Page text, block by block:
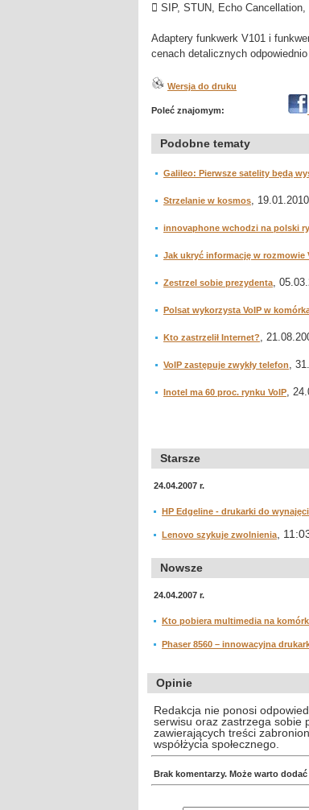
 SIP, STUN, Echo
Adaptery funkwerk V101 i
cenach detalicznych
Wersja do druku
Poleć znajomym:
Podobne tematy
Galileo: Pierwsze satelity będą
Strzelanie w kosmos,
innovaphone wchodzi na polski
Jak ukryć informację w rozmowie
Zestrzel sobie prezydenta,
Polsat wykorzysta VoIP w
Kto zastrzelił Internet?,
VoIP zastępuje zwykły telefon,
Inotel ma 60 proc. rynku VoIP,
Starsze
24.04.2007 r.
HP Edgeline - drukarki do
Lenovo szykuje zwolnienia ,
Nowsze
24.04.2007 r.
Kto pobiera multimedia na
Phaser 8560 – innowacyjna
Opinie
Redakcja nie ponosi
serwisu oraz zastrzega sobie
zawierających treści
współżycia społecznego.
Brak komentarzy. Może warto dodać